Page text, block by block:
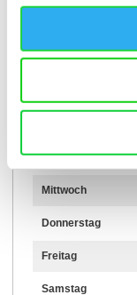
Weitere Infos &
Mittwoch
Donnerstag
Freitag
Samstag